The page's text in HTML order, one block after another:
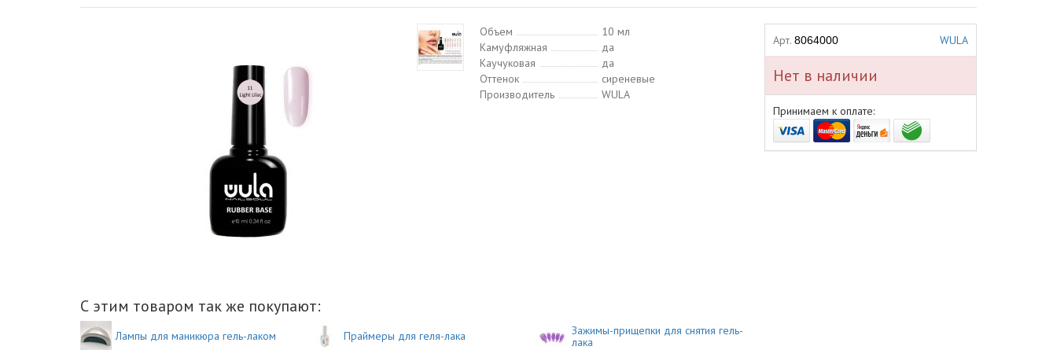
Объем
10 мл
Камуфляжная
да
Каучуковая
да
Оттенок
сиреневые
Производитель
WULA
С этим товаром так же покупают:
Лампы для маникюра гель-лаком Праймеры для геля-лака
Зажимы-прищепки для снятия гель-
лака
Арт. 8064000 WULA
Нет в наличии
Принимаем к оплате: